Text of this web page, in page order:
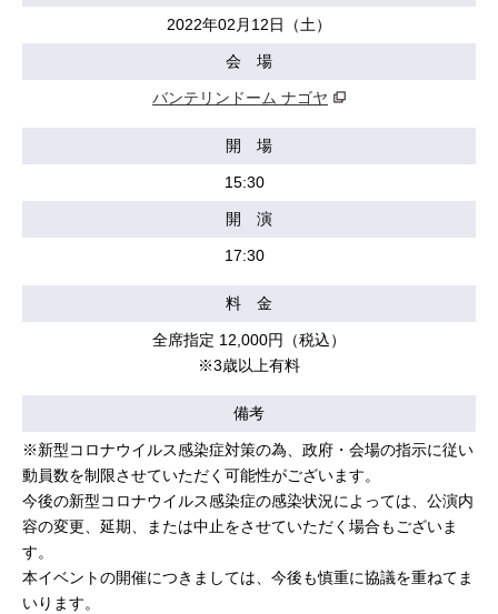
2022年02月12日（土）
会 場
バンテリンドーム ナゴヤ
開 場
15:30
開 演
17:30
料 金
全席指定 12,000円（税込）
※3歳以上有料
備考
※新型コロナウイルス感染症対策の為、政府・会場の指示に従い
動員数を制限させていただく可能性がございます。
今後の新型コロナウイルス感染症の感染状況によっては、公演内
容の変更、延期、または中止をさせていただく場合もございま
す。
本イベントの開催につきましては、今後も慎重に協議を重ねてま
いります。